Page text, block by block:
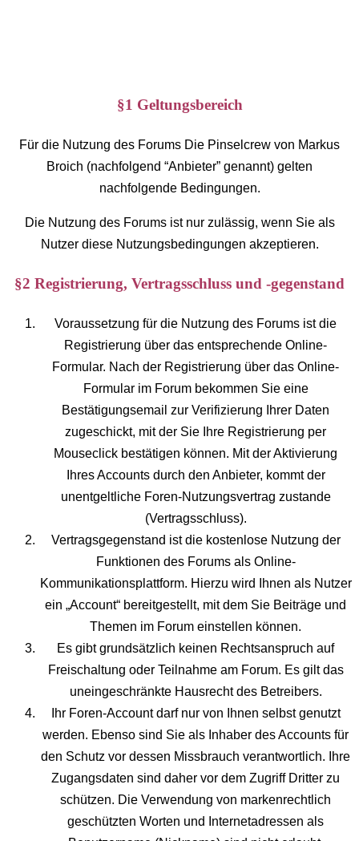
§1 Geltungsbereich
Für die Nutzung des Forums Die Pinselcrew von Markus
Broich (nachfolgend “Anbieter” genannt) gelten
nachfolgende Bedingungen.
Die Nutzung des Forums ist nur zulässig, wenn Sie als
Nutzer diese Nutzungsbedingungen akzeptieren.
§2 Registrierung, Vertragsschluss und -gegenstand
Voraussetzung für die Nutzung des Forums ist die
Registrierung über das entsprechende Online-
Formular. Nach der Registrierung über das Online-
Formular im Forum bekommen Sie eine
Bestätigungsemail zur Verifizierung Ihrer Daten
zugeschickt, mit der Sie Ihre Registrierung per
Mouseclick bestätigen können. Mit der Aktivierung
Ihres Accounts durch den Anbieter, kommt der
unentgeltliche Foren-Nutzungsvertrag zustande
(Vertragsschluss).
Vertragsgegenstand ist die kostenlose Nutzung der
Funktionen des Forums als Online-
Kommunikationsplattform. Hierzu wird Ihnen als Nutzer
ein „Account“ bereitgestellt, mit dem Sie Beiträge und
Themen im Forum einstellen können.
Es gibt grundsätzlich keinen Rechtsanspruch auf
Freischaltung oder Teilnahme am Forum. Es gilt das
uneingeschränkte Hausrecht des Betreibers.
Ihr Foren-Account darf nur von Ihnen selbst genutzt
werden. Ebenso sind Sie als Inhaber des Accounts für
den Schutz vor dessen Missbrauch verantwortlich. Ihre
Zugangsdaten sind daher vor dem Zugriff Dritter zu
schützen. Die Verwendung von markenrechtlich
geschützten Worten und Internetadressen als